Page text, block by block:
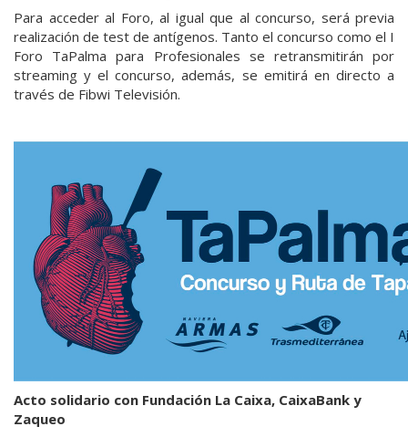
Para acceder al Foro, al igual que al concurso, será previa
realización de test de antígenos. Tanto el concurso como el I
Foro TaPalma para Profesionales se retransmitirán por
streaming y el concurso, además, se emitirá en directo a
través de Fibwi Televisión.
Acto solidario con Fundación La Caixa, CaixaBank y
Zaqueo